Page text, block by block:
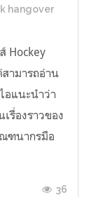
hangover
Hockey
ามารถอ่าน
อแนะนำว่า
รื่องราวของ
ฑนากรมือ
36